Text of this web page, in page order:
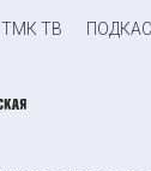
ТМК ТВ